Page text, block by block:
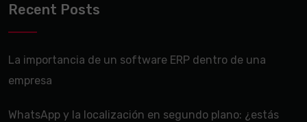
Recent Posts
La importancia de un software ERP dentro de una
empresa
WhatsApp y la localización en segundo plano: ¿estás